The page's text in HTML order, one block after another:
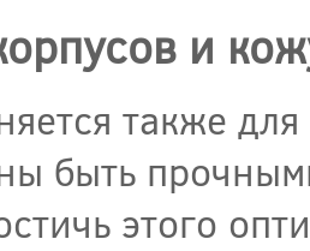
и
также
быть
этого